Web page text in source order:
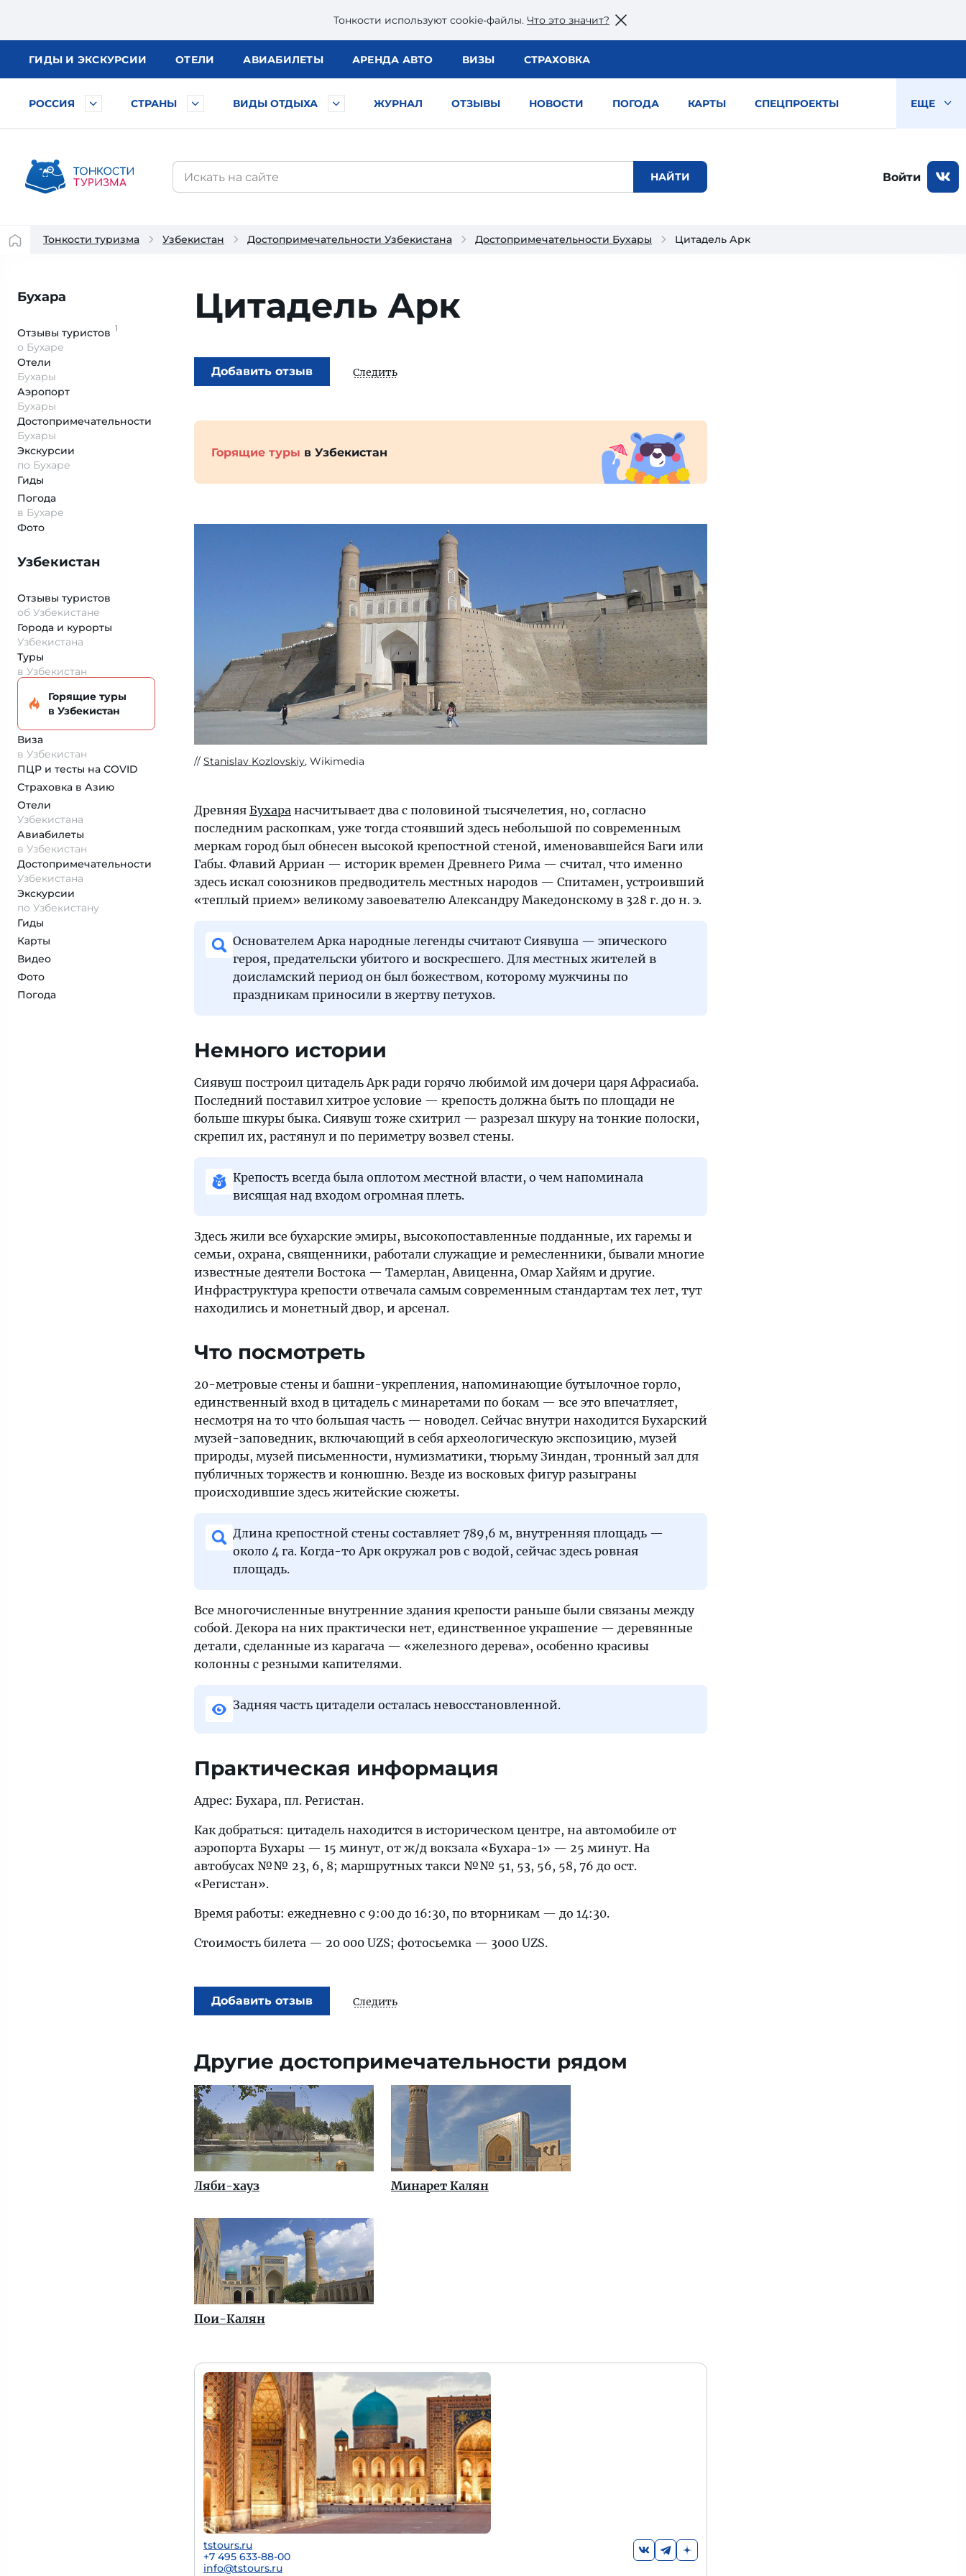
Тонкости используют сookie-файлы. Что это значит?
ГИДЫ И ЭКСКУРСИИ ОТЕЛИ АВИАБИЛЕТЫ АРЕНДА АВТО ВИЗЫ СТРАХОВКА
РОССИЯ СТРАНЫ ВИДЫ ОТДЫХА ЖУРНАЛ ОТЗЫВЫ НОВОСТИ ПОГОДА КАРТЫ СПЕЦПРОЕКТЫ ЕЩЕ
Войти
Тонкости туризма Узбекистан Достопримечательности Узбекистана Достопримечательности Бухары Цитадель Арк
Бухара
Отзывы туристов 1
о Бухаре
Отели
Бухары
Аэропорт
Бухары
Достопримеча­тельности
Бухары
Экскурсии
по Бухаре
Гиды
Погода
в Бухаре
Фото
Узбекистан
Отзывы туристов
об Узбекистане
Города и курорты
Узбекистана
Туры
в Узбекистан
Горящие туры
в Узбекистан
Виза
в Узбекистан
ПЦР и тесты на COVID
Страховка в Азию
Отели
Узбекистана
Авиабилеты
в Узбекистан
Достопримеча­тельности
Узбекистана
Экскурсии
по Узбекистану
Гиды
Карты
Видео
Фото
Погода
Цитадель Арк
Добавить отзыв Следить
Горящие туры в Узбекистан
Stanislav Kozlovskiy, Wikimedia
Древняя Бухара насчитывает два с половиной тысячелетия, но, согласно
последним раскопкам, уже тогда стоявший здесь небольшой по современным
меркам город был обнесен высокой крепостной стеной, именовавшейся Баги или
Габы. Флавий Арриан — историк времен Древнего Рима — считал, что именно
здесь искал союзников предводитель местных народов — Спитамен, устроивший
«теплый прием» великому завоевателю Александру Македонскому в 328 г. до н. э.
Основателем Арка народные легенды считают Сиявуша — эпического
героя, предательски убитого и воскресшего. Для местных жителей в
доисламский период он был божеством, которому мужчины по
праздникам приносили в жертву петухов.
Немного истории
Сиявуш построил цитадель Арк ради горячо любимой им дочери царя Афрасиаба.
Последний поставил хитрое условие — крепость должна быть по площади не
больше шкуры быка. Сиявуш тоже схитрил — разрезал шкуру на тонкие полоски,
скрепил их, растянул и по периметру возвел стены.
Крепость всегда была оплотом местной власти, о чем напоминала
висящая над входом огромная плеть.
Здесь жили все бухарские эмиры, высокопоставленные подданные, их гаремы и
семьи, охрана, священники, работали служащие и ремесленники, бывали многие
известные деятели Востока — Тамерлан, Авиценна, Омар Хайям и другие.
Инфраструктура крепости отвечала самым современным стандартам тех лет, тут
находились и монетный двор, и арсенал.
Что посмотреть
20-метровые стены и башни-укрепления, напоминающие бутылочное горло,
единственный вход в цитадель с минаретами по бокам — все это впечатляет,
несмотря на то что большая часть — новодел. Сейчас внутри находится Бухарский
музей-заповедник, включающий в себя археологическую экспозицию, музей
природы, музей письменности, нумизматики, тюрьму Зиндан, тронный зал для
публичных торжеств и конюшню. Везде из восковых фигур разыграны
происходившие здесь житейские сюжеты.
Длина крепостной стены составляет 789,6 м, внутренняя площадь —
около 4 га. Когда-то Арк окружал ров с водой, сейчас здесь ровная
площадь.
Все многочисленные внутренние здания крепости раньше были связаны между
собой. Декора на них практически нет, единственное украшение — деревянные
детали, сделанные из карагача — «железного дерева», особенно красивы
колонны с резными капителями.
Задняя часть цитадели осталась невосстановленной.
Практическая информация
Адрес: Бухара, пл. Регистан.
Как добраться: цитадель находится в историческом центре, на автомобиле от
аэропорта Бухары — 15 минут, от ж/д вокзала «Бухара-1» — 25 минут. На
автобусах №№ 23, 6, 8; маршрутных такси №№ 51, 53, 56, 58, 76 до ост.
«Регистан».
Время работы: ежедневно с 9:00 до 16:30, по вторникам — до 14:30.
Стоимость билета — 20 000 UZS; фотосьемка — 3000 UZS.
Добавить отзыв Следить
Другие достопримечательности рядом
Ляби-хауз Минарет Калян
Пои-Калян
tstours.ru
+7 495 633-88-00
info@tstours.ru